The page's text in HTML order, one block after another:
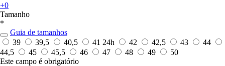
+0
Tamanho
*
Guia de tamanhos
39
39,5 40,5 41 24h 42 42,5 43
44
44,5
45 45,5 46 47 48 49
50
Este campo é obrigatório